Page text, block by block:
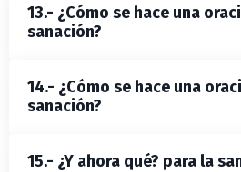
13.- ¿Cómo se hace una
sanación?
14.- ¿Cómo se hace una
sanación?
15.- ¿Y ahora qué? para la